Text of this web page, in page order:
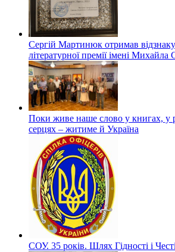
Сергій Мартинюк отримав
літературної премії імені
Поки живе наше слово у книгах, у
серцях – житиме й Україна
СОУ. 35 років. Шлях Гідності і Честі